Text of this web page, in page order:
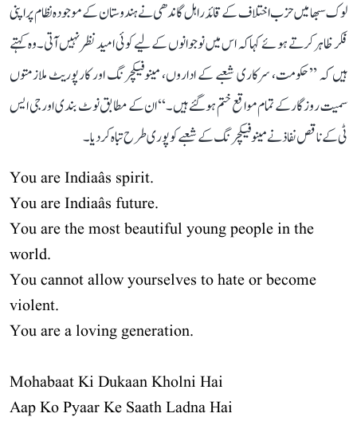
لوک سبھا میں حزب اختلاف کے قائد راہل گاندھی نے ہندوستان کے موجودہ نظام پر اپنی
فکر ظاہر کرتے ہوئے کہا کہ اس میں نوجوانوں کے لیے کوئی امید نظر نہیں آتی۔ وہ کہتے
ہیں کہ ’’حکومت، سرکاری شعبے کے اداروں، مینوفیکچرنگ اور کارپوریٹ ملازمتوں
سمیت روزگار کے تمام مواقع ختم ہو گئے ہیں۔‘‘ ان کے مطابق نوٹ بندی اور جی ایس
ٹی کے ناقص نفاذ نے مینوفیکچرنگ کے شعبے کو پوری طرح تباہ کر دیا۔
You are Indiaâs spirit.
You are Indiaâs future.
You are the most beautiful young people in the
world.
You cannot allow yourselves to hate or become
violent.
You are a loving generation.
Mohabaat Ki Dukaan Kholni Hai
Aap Ko Pyaar Ke Saath Ladna Hai